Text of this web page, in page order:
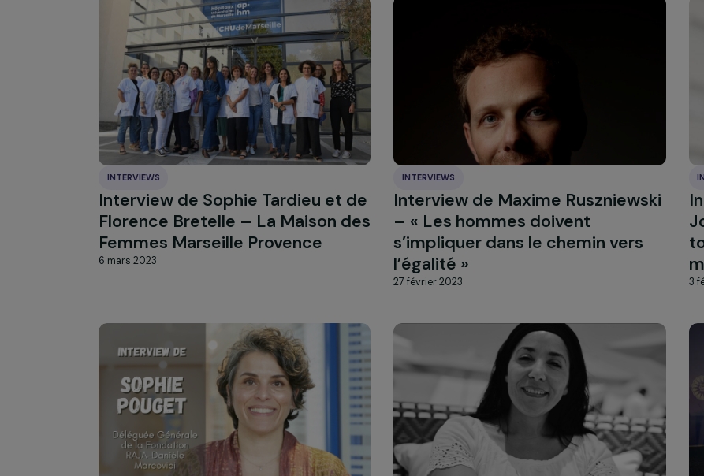
quotidienne
7 juillet 2023
Florence Bretelle – La Maison des
Femmes Marseille Provence
INTERVIEWS
– « Les hommes doivent
s’impliquer dans le chemin vers
l’égalité »
27 février 2023